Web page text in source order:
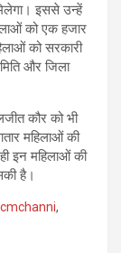
इससे उन्हें
को एक हजार
को सरकारी
और जिला
कौर को भी
महिलाओं की
इन महिलाओं की
है।
,